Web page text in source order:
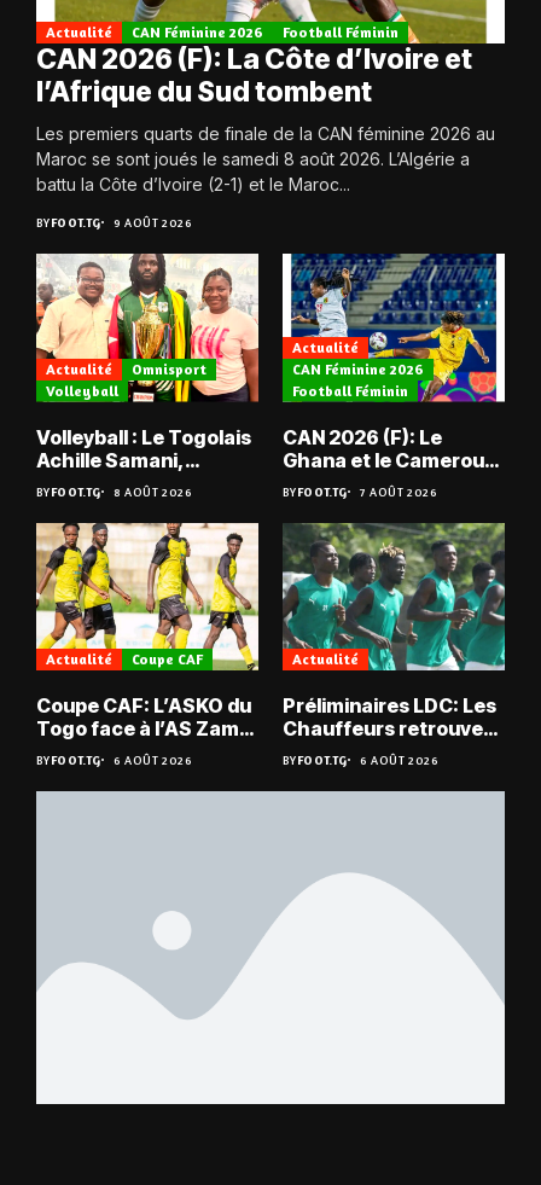
Actualité CAN Féminine 2026 Football Féminin
CAN 2026 (F): La Côte d’Ivoire et
l’Afrique du Sud tombent
Les premiers quarts de finale de la CAN féminine 2026 au
Maroc se sont joués le samedi 8 août 2026. L’Algérie a
battu la Côte d’Ivoire (2-1) et le Maroc...
BYFOOT.TG 9 AOÛT 2026
Actualité
Omnisport
Volleyball
Volleyball : Le Togolais
Achille Samani,
champion du Bénin !
BYFOOT.TG 8 AOÛT 2026
Actualité
CAN Féminine 2026
Football Féminin
CAN 2026 (F): Le
Ghana et le Cameroun
en quarts
BYFOOT.TG 7 AOÛT 2026
Actualité Coupe CAF
Coupe CAF: L’ASKO du
Togo face à l’AS Zam
du Niger
BYFOOT.TG 6 AOÛT 2026
Actualité
Préliminaires LDC: Les
Chauffeurs retrouvent
les Mimos
BYFOOT.TG 6 AOÛT 2026